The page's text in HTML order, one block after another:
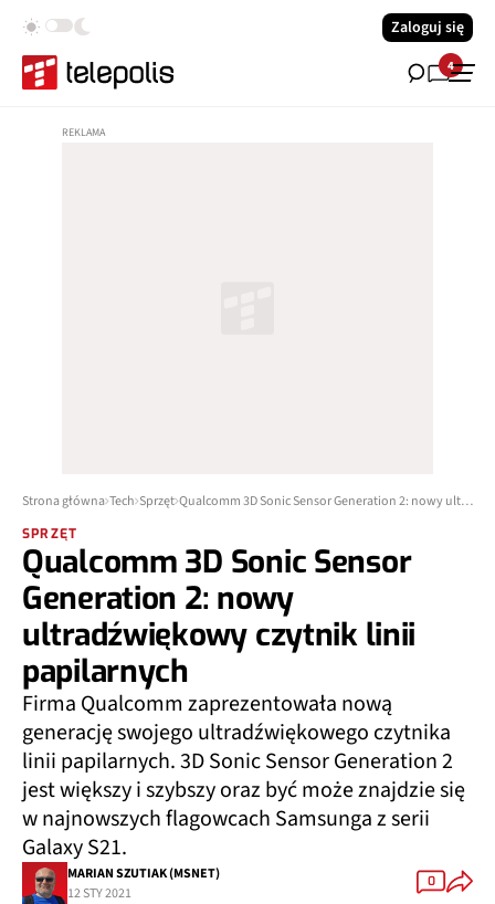
Zaloguj się
4
Strona główna Tech Sprzęt Qualcomm 3D Sonic Sensor Generation 2: nowy ultradźwiękowy czytnik linii papilarnych
SPRZĘT
Qualcomm 3D Sonic Sensor
Generation 2: nowy
ultradźwiękowy czytnik linii
papilarnych
Firma Qualcomm zaprezentowała nową
generację swojego ultradźwiękowego czytnika
linii papilarnych. 3D Sonic Sensor Generation 2
jest większy i szybszy oraz być może znajdzie się
w najnowszych flagowcach Samsunga z serii
Galaxy S21.
MARIAN SZUTIAK (MSNET)
12 STY 2021
0